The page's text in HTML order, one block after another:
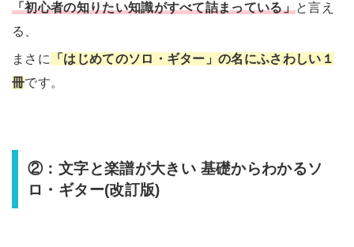
「初心者の知りたい知識がすべて詰まっている」と言え
る、
まさに
「はじめてのソロ・ギター」の名にふさわしい１
冊です。
②：文字と楽譜が大きい 基礎からわかるソ
ロ・ギター(改訂版)